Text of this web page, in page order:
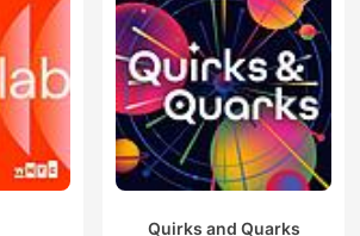
Quirks and Quarks